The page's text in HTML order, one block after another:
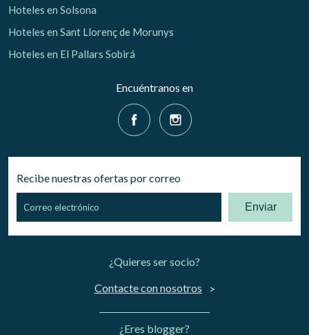
Hoteles en Solsona
Hoteles en Sant Llorenç de Morunys
Hoteles en El Pallars Sobirá
Encuéntranos en
Recibe nuestras ofertas por correo
Enviar
¿Quieres ser socio?
Contacte con nosotros
¿Eres blogger?